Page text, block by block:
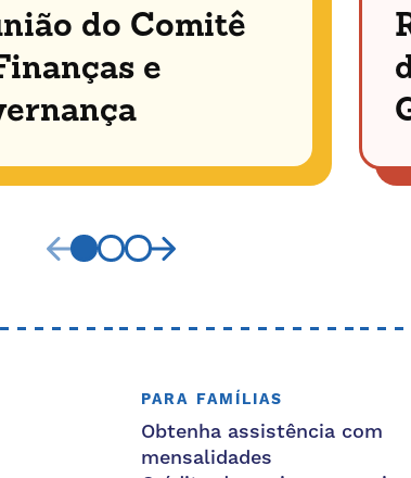
do Comitê
e
PARA FAMÍLIAS
Obtenha assistência com
mensalidades